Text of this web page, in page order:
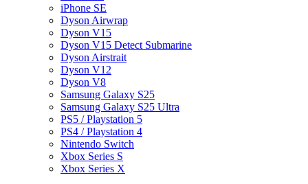
iPhone SE
Dyson Airwrap
Dyson V15
Dyson V15 Detect Submarine
Dyson Airstrait
Dyson V12
Dyson V8
Samsung Galaxy S25
Samsung Galaxy S25 Ultra
PS5 / Playstation 5
PS4 / Playstation 4
Nintendo Switch
Xbox Series S
Xbox Series X